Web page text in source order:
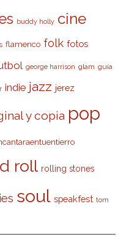
buddy holly cine
flamenco folk fotos
george harrison glam guía
indie jazz jerez
y copia pop
roll rolling stones
soul speakfest tom